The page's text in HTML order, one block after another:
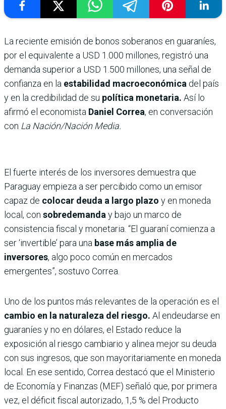
La reciente emisión de bonos soberanos en guaraníes,
por el equivalente a USD 1.000 millones, registró una
demanda superior a USD 1.500 millones, una señal de
confianza en la estabilidad macroeconómica del país
y en la credibilidad de su política monetaria. Así lo
afirmó el economista Daniel Correa, en conversación
con La Nación/Nación Media.
El fuerte interés de los inversores demuestra que
Paraguay empieza a ser percibido como un emisor
capaz de colocar deuda a largo plazo y en moneda
local, con sobredemanda y bajo un marco de
consistencia fiscal y monetaria. “El guaraní comienza a
ser ‘invertible’ para una base más amplia de
inversores, algo poco común en mercados
emergentes”, sostuvo Correa.
Uno de los puntos más relevantes de la operación es el
cambio en la naturaleza del riesgo. Al endeudarse en
guaraníes y no en dólares, el Estado reduce la
exposición al riesgo cambiario y alinea mejor su deuda
con sus ingresos, que son mayoritariamente en moneda
local. En ese sentido, Correa destacó que el Ministerio
de Economía y Finanzas (MEF) señaló que, por primera
vez, el déficit fiscal autorizado, 1,5 % del Producto